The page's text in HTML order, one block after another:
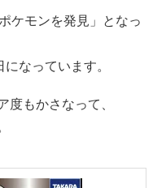
ケモンを発見」となっ
なっています。
度もかさなって、